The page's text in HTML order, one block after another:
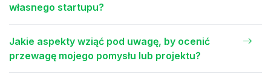
własnego startupu?
Jakie aspekty wziąć pod uwagę, by ocenić
przewagę mojego pomysłu lub projektu?